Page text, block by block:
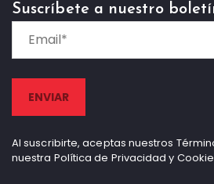
Suscríbete a nuestro
Al suscribirte, aceptas nuestros
nuestra Política de Privacidad y